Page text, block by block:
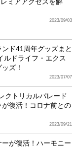
2023/09/03
ド41周年グッズまと
ルドライフ・エクス
ズ！
2023/07/07
クトリカルパレード
復活！コロナ前との
2023/09/21
が復活！ハーモニー